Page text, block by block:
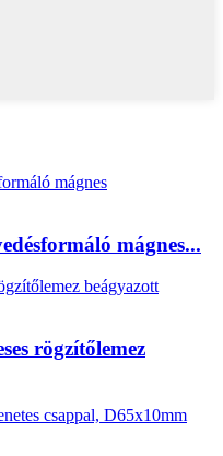
mágnes...
rögzítőlemez